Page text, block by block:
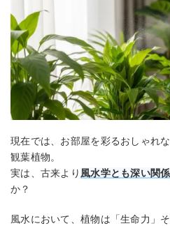
現在では、お部屋を彩るおしゃれ
観葉植物。
実は、古来より 風水学とも深い関係
か？
風水において、植物は「生命力」そ